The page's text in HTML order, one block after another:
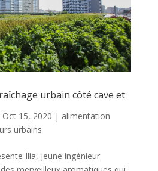
urbain côté cave et
Oct 15, 2020 | alimentation
urbains
Ilia, jeune ingénieur